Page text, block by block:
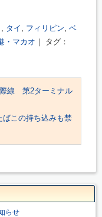
タイ フィリピン ベ
・マカオ ｜ タグ：
線 第2ターミナル
ばこの持ち込みも禁
らせ